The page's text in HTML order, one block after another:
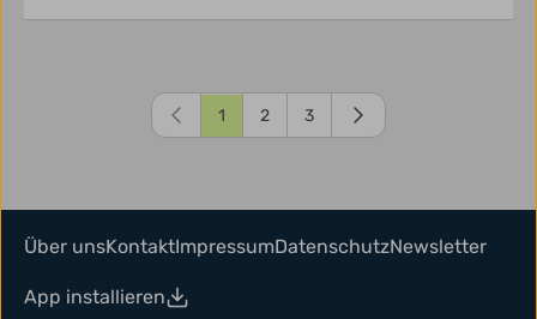
1 2 3
Über unsKontaktImpressumDatenschutzNewsletter
App installieren